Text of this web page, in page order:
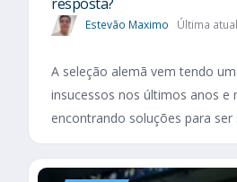
Estevão Maximo Última
A seleção alemã vem tendo
insucessos nos últimos anos e
encontrando soluções para ser